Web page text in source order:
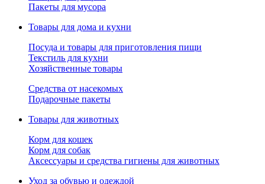
Пакеты для мусора
Товары для дома и кухни
Посуда и товары для приготовления пищи
Текстиль для кухни
Хозяйственные товары
Средства от насекомых
Подарочные пакеты
Товары для животных
Корм для кошек
Корм для собак
Аксессуары и средства гигиены для животных
Уход за обувью и одеждой